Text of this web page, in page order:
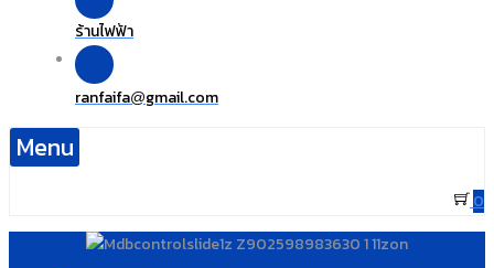
ร้านไฟฟ้า
ranfaifa@gmail.com
Menu
0